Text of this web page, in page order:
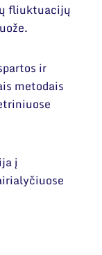
fliuktuacijų
ir
metodais
į